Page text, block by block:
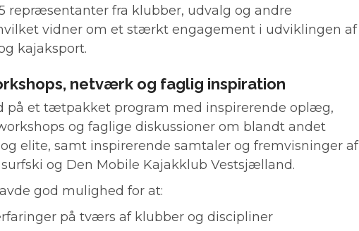
repræsentanter fra klubber, udvalg og andre
vidner om et stærkt engagement i udviklingen af
kajaksport.
netværk og faglig inspiration
på et tætpakket program med inspirerende oplæg,
og faglige diskussioner om blandt andet
elite, samt inspirerende samtaler og fremvisninger af
og Den Mobile Kajakklub Vestsjælland.
god mulighed for at:
på tværs af klubber og discipliner